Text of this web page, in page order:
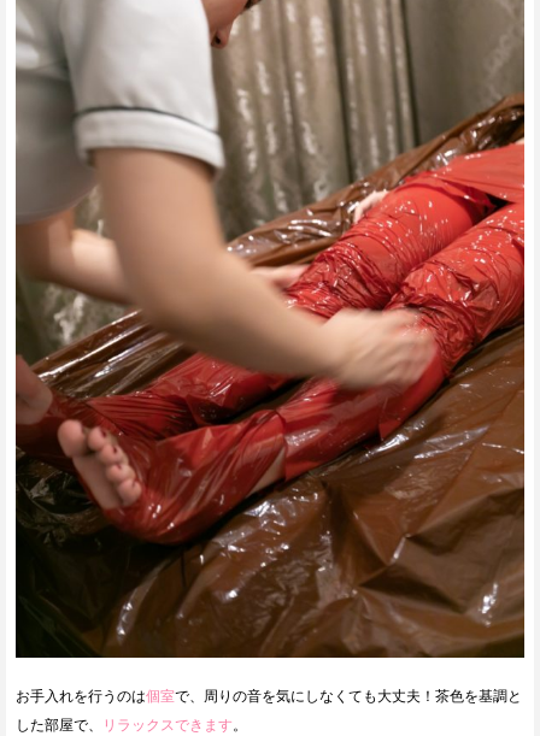
お手入れを行うのは個室で、周りの音を気にしなくても大丈夫！茶色を基調と
した部屋で、
リラックスできます。